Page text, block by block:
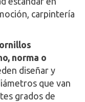
carpintería
norma o
diseñar y
que van
grados de